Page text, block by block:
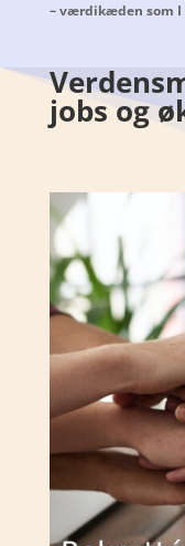
– værdikæden som I
jobs og